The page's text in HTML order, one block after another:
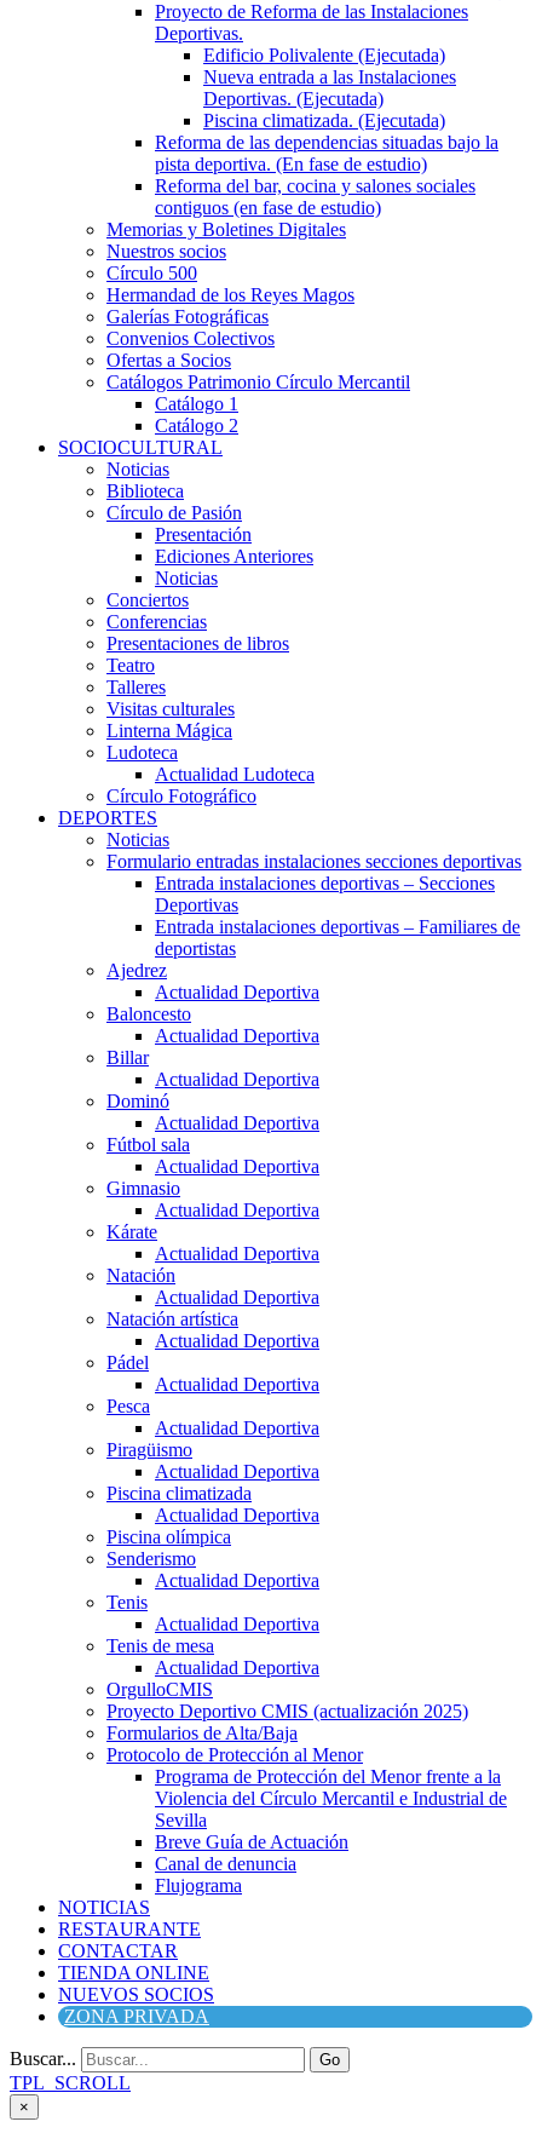
Proyecto de Reforma de las Instalaciones
Deportivas.
Edificio Polivalente (Ejecutada)
Nueva entrada a las Instalaciones
Deportivas. (Ejecutada)
Piscina climatizada. (Ejecutada)
Reforma de las dependencias situadas bajo la
pista deportiva. (En fase de estudio)
Reforma del bar, cocina y salones sociales
contiguos (en fase de estudio)
Memorias y Boletines Digitales
Nuestros socios
Círculo 500
Hermandad de los Reyes Magos
Galerías Fotográficas
Convenios Colectivos
Ofertas a Socios
Catálogos Patrimonio Círculo Mercantil
Catálogo 1
Catálogo 2
SOCIOCULTURAL
Noticias
Biblioteca
Círculo de Pasión
Presentación
Ediciones Anteriores
Noticias
Conciertos
Conferencias
Presentaciones de libros
Teatro
Talleres
Visitas culturales
Linterna Mágica
Ludoteca
Actualidad Ludoteca
Círculo Fotográfico
DEPORTES
Noticias
Formulario entradas instalaciones secciones deportivas
Entrada instalaciones deportivas – Secciones
Deportivas
Entrada instalaciones deportivas – Familiares de
deportistas
Ajedrez
Actualidad Deportiva
Baloncesto
Actualidad Deportiva
Billar
Actualidad Deportiva
Dominó
Actualidad Deportiva
Fútbol sala
Actualidad Deportiva
Gimnasio
Actualidad Deportiva
Kárate
Actualidad Deportiva
Natación
Actualidad Deportiva
Natación artística
Actualidad Deportiva
Pádel
Actualidad Deportiva
Pesca
Actualidad Deportiva
Piragüismo
Actualidad Deportiva
Piscina climatizada
Actualidad Deportiva
Piscina olímpica
Senderismo
Actualidad Deportiva
Tenis
Actualidad Deportiva
Tenis de mesa
Actualidad Deportiva
OrgulloCMIS
Proyecto Deportivo CMIS (actualización 2025)
Formularios de Alta/Baja
Protocolo de Protección al Menor
Programa de Protección del Menor frente a la
Violencia del Círculo Mercantil e Industrial de
Sevilla
Breve Guía de Actuación
Canal de denuncia
Flujograma
NOTICIAS
RESTAURANTE
CONTACTAR
TIENDA ONLINE
NUEVOS SOCIOS
ZONA PRIVADA
Buscar... Go
TPL_SCROLL
×